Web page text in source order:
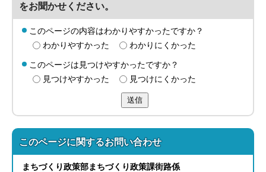
をお聞かせください。
このページの内容はわかりやすかったですか？
わかりやすかった
わかりにくかった
このページは見つけやすかったですか？
見つけやすかった
見つけにくかった
送信
このページに関するお問い合わせ
まちづくり政策部 まちづくり政策課街路係